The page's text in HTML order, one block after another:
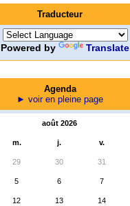
Traducteur
Powered by Translate
Agenda
► voir en pleine page
août 2026
m. j. v.
29 30 31
5 6 7
12 13 14